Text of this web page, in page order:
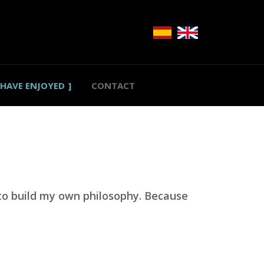
ENJOYED CONTACT
my own philosophy. Because